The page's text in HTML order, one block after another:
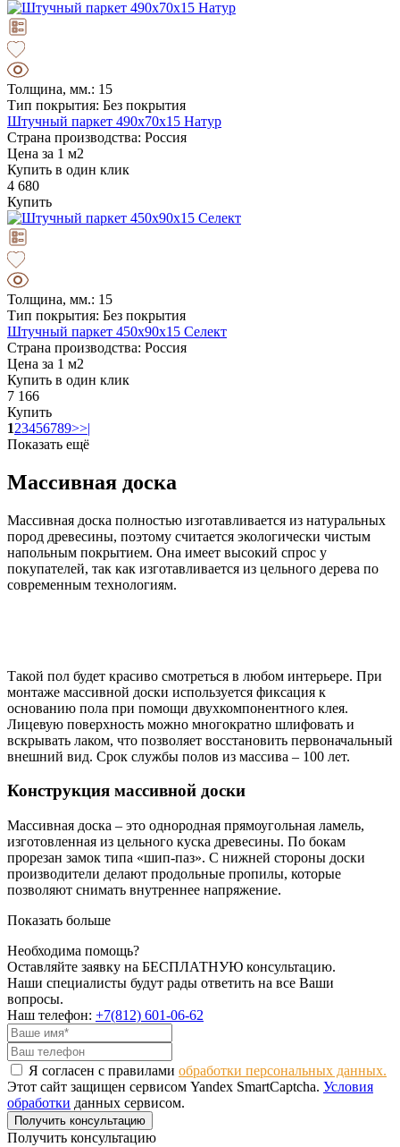
Толщина, мм.: 15
Тип покрытия: Без покрытия
Штучный паркет 490х70х15 Натур
Страна производства: Россия
Цена за 1 м2
Купить в один клик
4 680
Купить
Толщина, мм.: 15
Тип покрытия: Без покрытия
Штучный паркет 450х90х15 Селект
Страна производства: Россия
Цена за 1 м2
Купить в один клик
7 166
Купить
123456789>>|
Показать ещё
Массивная доска
Массивная доска полностью изготавливается из натуральных
пород древесины, поэтому считается экологически чистым
напольным покрытием. Она имеет высокий спрос у
покупателей, так как изготавливается из цельного дерева по
современным технологиям.
Такой пол будет красиво смотреться в любом интерьере. При
монтаже массивной доски используется фиксация к
основанию пола при помощи двухкомпонентного клея.
Лицевую поверхность можно многократно шлифовать и
вскрывать лаком, что позволяет восстановить первоначальный
внешний вид. Срок службы полов из массива – 100 лет.
Конструкция массивной доски
Массивная доска – это однородная прямоугольная ламель,
изготовленная из цельного куска древесины. По бокам
прорезан замок типа «шип-паз». С нижней стороны доски
производители делают продольные пропилы, которые
позволяют снимать внутреннее напряжение.
Показать больше
Необходима помощь?
Оставляйте заявку на БЕСПЛАТНУЮ консультацию.
Наши специалисты будут рады ответить на все Ваши
вопросы.
Наш телефон: +7(812) 601-06-62
Я согласен с правилами обработки персональных данных.
Этот сайт защищен сервисом Yandex SmartCaptcha. Условия
обработки данных сервисом.
Получить консультацию
Получить консультацию